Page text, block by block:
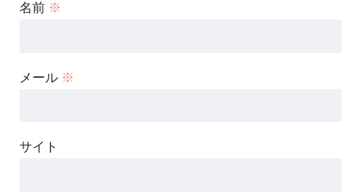
名前 ※
メール ※
サイト